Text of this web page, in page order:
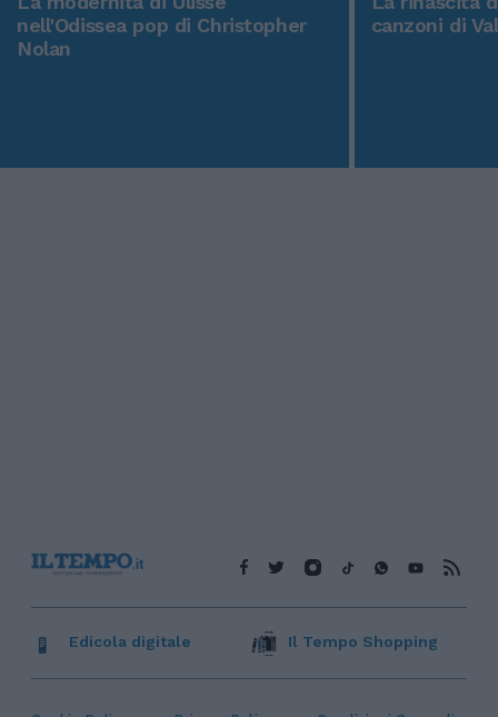
La modernità di Ulisse
nell'Odissea pop di Christopher
Nolan
La rinascita
canzoni di
Edicola digitale Il Tempo Shopping